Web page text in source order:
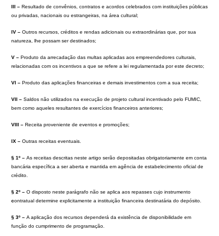
III – Resultado de convênios, contratos e acordos celebrados com instituições públicas
ou privadas, nacionais ou estrangeiras, na área cultural;
IV – Outros recursos, créditos e rendas adicionais ou extraordinárias que, por sua
natureza, lhe possam ser destinados;
V – Produto da arrecadação das multas aplicadas aos empreendedores culturais,
relacionadas com os incentivos a que se refere a lei regulamentada por este decreto;
VI – Produto das aplicações financeiras e demais investimentos com a sua receita;
VII – Saldos não utilizados na execução de projeto cultural incentivado pelo FUMIC,
bem como aqueles resultantes de exercícios financeiros anteriores;
VIII – Receita proveniente de eventos e promoções;
IX – Outras receitas eventuais.
§ 1º – As receitas descritas neste artigo serão depositadas obrigatoriamente em conta
bancária específica a ser aberta e mantida em agência de estabelecimento oficial de
crédito.
§ 2º – O disposto neste parágrafo não se aplica aos repasses cujo instrumento
contratual determine explicitamente a instituição financeira destinatária do depósito.
§ 3º – A aplicação dos recursos dependerá da existência de disponibilidade em
função do cumprimento de programação.